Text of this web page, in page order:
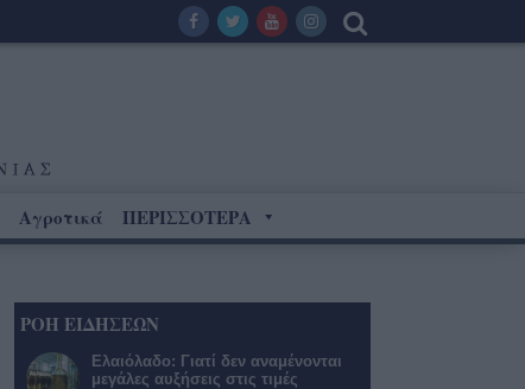
Αγροτικά ΠΕΡΙΣΣΟΤΕΡΑ
ΡΟΗ ΕΙΔΗΣΕΩΝ
Ελαιόλαδο: Γιατί δεν αναμένονται
μεγάλες αυξήσεις στις τιμές